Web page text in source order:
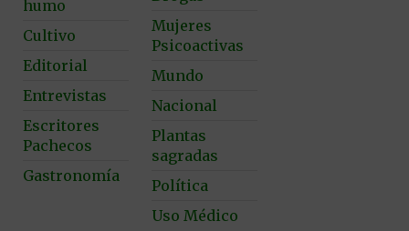
humo
Cultivo
Editorial
Entrevistas
Escritores
Pachecos
Gastronomía
Mujeres
Psicoactivas
Mundo
Nacional
Plantas
sagradas
Política
Uso Médico